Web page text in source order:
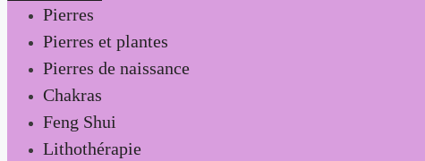
Pierres
Pierres et plantes
Pierres de naissance
Chakras
Feng Shui
Lithothérapie